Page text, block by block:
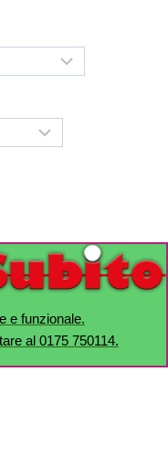
e funzionale.
al 0175 750114.